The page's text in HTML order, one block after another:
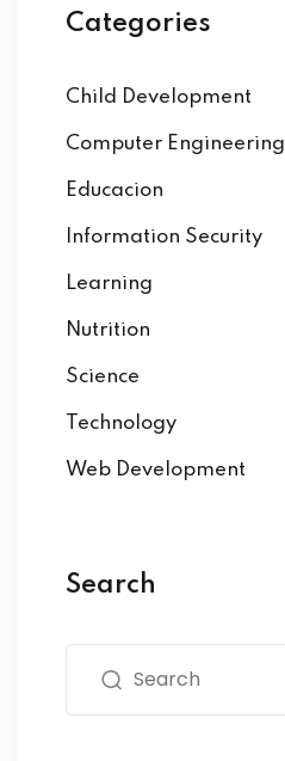
Categories
Child Development
Computer Engineering
Educacion
Information Security
Learning
Nutrition
Science
Technology
Web Development
Search